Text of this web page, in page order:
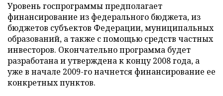
Уровень госпрограммы предполагает
финансирование из федерального бюджета, из
бюджетов субъектов Федерации, муниципальных
образований, а также с помощью средств частных
инвесторов. Окончательно программа будет
разработана и утверждена к концу 2008 года, а
уже в начале 2009-го начнется финансирование ее
конкретных пунктов.